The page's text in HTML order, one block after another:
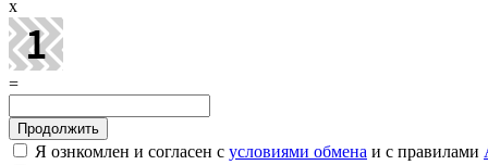
x
=
Я ознкомлен и согласен с условиями обмена и с правилами